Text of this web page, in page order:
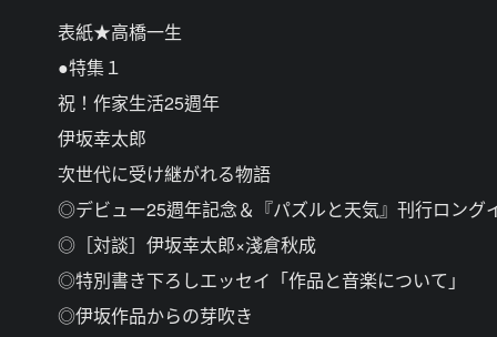
表紙★高橋一生
●特集１
祝！作家生活25週年
伊坂幸太郎
次世代に受け継がれる物語
◎デビュー25週年記念＆『パズルと天気』刊行ロング
◎［対談］伊坂幸太郎×淺倉秋成
◎特別書き下ろしエッセイ「作品と音楽について」
◎伊坂作品からの芽吹き